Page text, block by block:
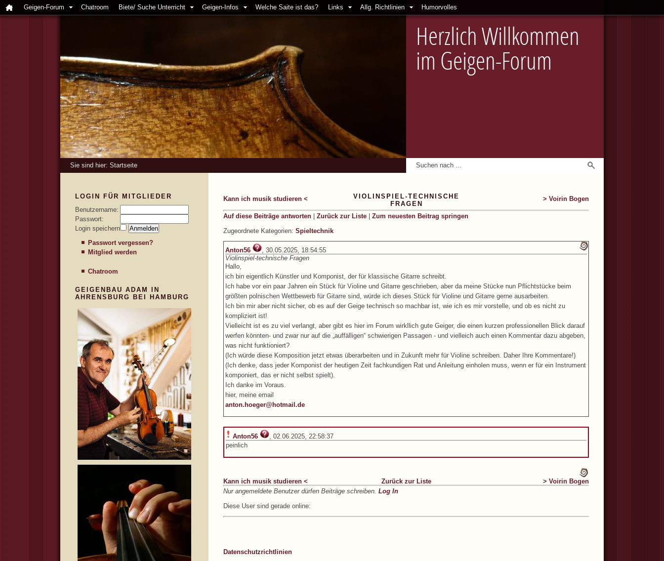
Geigen-Forum Chatroom Biete/ Suche Unterricht Geigen-Infos Welche Saite ist das? Links Allg. Richtlinien Humorvolles
Herzlich Willkommen
im Geigen-Forum
Sie sind hier: Startseite
Kann ich musik studieren <
VIOLINSPIEL-TECHNISCHE
FRAGEN
> Voirin Bogen
Auf diese Beiträge antworten Zurück zur Liste
Zum neuesten Beitrag springen
Zugeordnete Kategorien: Spieltechnik
Anton56
, 30.05.2025, 18:54:55
Violinspiel-technische Fragen
Hallo,
ich bin eigentlich Künstler und Komponist, der für klassische Gitarre schreibt.
Ich habe vor ein paar Jahren ein Stück für Violine und Gitarre geschrieben, aber da meine Stücke nun Pflichtstücke beim
größten polnischen Wettbewerb für Gitarre sind, würde ich dieses Stück für Violine und Gitarre gerne ausarbeiten.
Ich bin mir aber nicht sicher, ob es auf der Geige technisch so machbar ist, wie ich es mir vorstelle, und ob es nicht zu
kompliziert ist!
Vielleicht ist es zu viel verlangt, aber gibt es hier im Forum wirkllich gute Geiger, die einen kurzen professionellen Blick darauf
werfen könnten- und zwar nur auf die „auffälligen“ schwierigen Passagen - und vielleich auch einen Kommentar dazu abgeben,
was nicht funktioniert?
(Ich würde diese Komposition jetzt etwas überarbeiten und in Zukunft mehr für Violine schreiben. Daher Ihre Kommentare!)
(Ich denke, dass jeder Komponist der heutigen Zeit fachkundigen Rat und Anleitung einholen muss, wenn er für ein Instrument
komponiert, das er nicht selbst spielt).
Ich danke im Voraus.
hier, meine email
anton.hoeger@hotmail.de
Anton56
, 02.06.2025, 22:58:37
peinlich
Kann ich musik studieren < Zurück zur Liste
> Voirin Bogen
Nur angemeldete Benutzer dürfen Beiträge schreiben. Log In
Diese User sind gerade online:
Datenschutzrichtlinien
LOGIN FÜR MITGLIEDER
Benutzername:
Passwort:
Login speichern
Passwort vergessen?
Mitglied werden
Chatroom
GEIGENBAU ADAM IN
AHRENSBURG BEI HAMBURG